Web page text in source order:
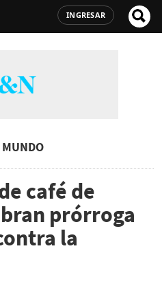
INGRESAR
café de
prórroga
la